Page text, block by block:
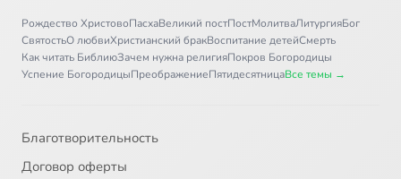
Рождество ХристовоПасхаВеликий постПостМолитваЛитургияБог
СвятостьО любвиХристианский бракВоспитание детейСмерть
Как читать БиблиюЗачем нужна религияПокров Богородицы
Успение БогородицыПреображениеПятидесятницаВсе темы →
Благотворительность
Договор оферты